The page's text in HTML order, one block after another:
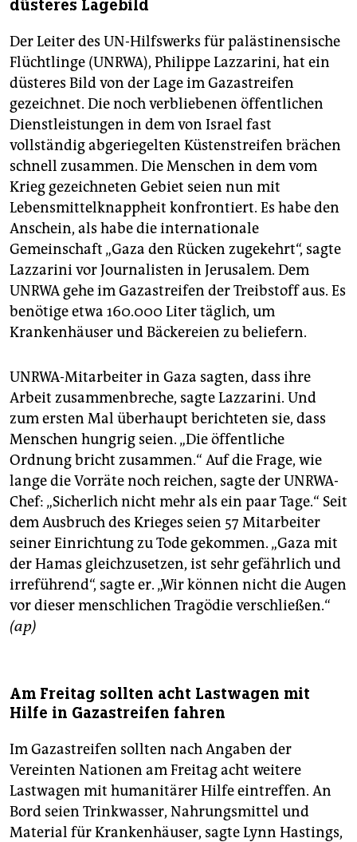
düsteres Lagebild
Der Leiter des UN-Hilfswerks für palästinensische
Flüchtlinge (UNRWA), Philippe Lazzarini, hat ein
düsteres Bild von der Lage im Gazastreifen
gezeichnet. Die noch verbliebenen öffentlichen
Dienstleistungen in dem von Israel fast
vollständig abgeriegelten Küstenstreifen brächen
schnell zusammen. Die Menschen in dem vom
Krieg gezeichneten Gebiet seien nun mit
Lebensmittelknappheit konfrontiert. Es habe den
Anschein, als habe die internationale
Gemeinschaft „Gaza den Rücken zugekehrt“, sagte
Lazzarini vor Journalisten in Jerusalem. Dem
UNRWA gehe im Gazastreifen der Treibstoff aus. Es
benötige etwa 160.000 Liter täglich, um
Krankenhäuser und Bäckereien zu beliefern.
UNRWA-Mitarbeiter in Gaza sagten, dass ihre
Arbeit zusammenbreche, sagte Lazzarini. Und
zum ersten Mal überhaupt berichteten sie, dass
Menschen hungrig seien. „Die öffentliche
Ordnung bricht zusammen.“ Auf die Frage, wie
lange die Vorräte noch reichen, sagte der UNRWA-
Chef: „Sicherlich nicht mehr als ein paar Tage.“ Seit
dem Ausbruch des Krieges seien 57 Mitarbeiter
seiner Einrichtung zu Tode gekommen. „Gaza mit
der Hamas gleichzusetzen, ist sehr gefährlich und
irreführend“, sagte er. „Wir können nicht die Augen
vor dieser menschlichen Tragödie verschließen.“
(ap)
Am Freitag sollten acht Lastwagen mit
Hilfe in Gazastreifen fahren
Im Gazastreifen sollten nach Angaben der
Vereinten Nationen am Freitag acht weitere
Lastwagen mit humanitärer Hilfe eintreffen. An
Bord seien Trinkwasser, Nahrungsmittel und
Material für Krankenhäuser, sagte Lynn Hastings,